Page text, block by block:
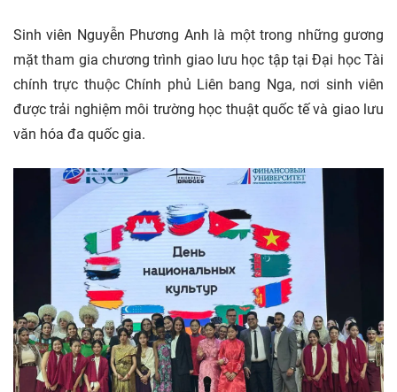
Sinh viên Nguyễn Phương Anh là một trong những gương
mặt tham gia chương trình giao lưu học tập tại Đại học Tài
chính trực thuộc Chính phủ Liên bang Nga, nơi sinh viên
được trải nghiệm môi trường học thuật quốc tế và giao lưu
văn hóa đa quốc gia.